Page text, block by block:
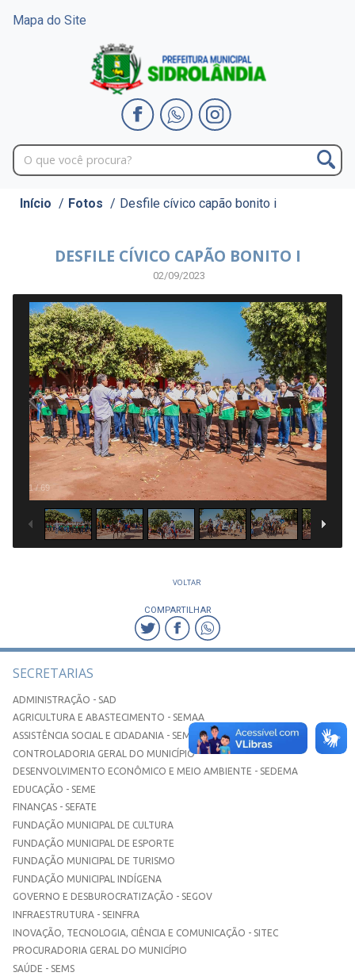
Mapa do Site
Início / Fotos / Desfile cívico capão bonito i
DESFILE CÍVICO CAPÃO BONITO I
02/09/2023
1 /69
VOLTAR
COMPARTILHAR
SECRETARIAS
ADMINISTRAÇÃO - SAD
AGRICULTURA E ABASTECIMENTO - SEMAA
ASSISTÊNCIA SOCIAL E CIDADANIA - SEMASC
CONTROLADORIA GERAL DO MUNICÍPIO
DESENVOLVIMENTO ECONÔMICO E MEIO AMBIENTE - SEDEMA
EDUCAÇÃO - SEME
FINANÇAS - SEFATE
FUNDAÇÃO MUNICIPAL DE CULTURA
FUNDAÇÃO MUNICIPAL DE ESPORTE
FUNDAÇÃO MUNICIPAL DE TURISMO
FUNDAÇÃO MUNICIPAL INDÍGENA
GOVERNO E DESBUROCRATIZAÇÃO - SEGOV
INFRAESTRUTURA - SEINFRA
INOVAÇÃO, TECNOLOGIA, CIÊNCIA E COMUNICAÇÃO - SITEC
PROCURADORIA GERAL DO MUNICÍPIO
SAÚDE - SEMS